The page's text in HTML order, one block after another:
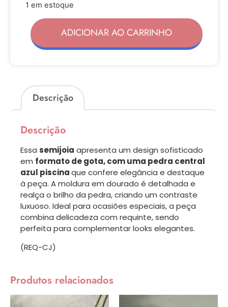
1 em estoque
ADICIONAR AO CARRINHO
Descrição
Descrição
Essa semijoia apresenta um design sofisticado
em formato de gota, com uma pedra central
azul piscinaque confere elegância e destaque
à peça. A moldura em dourado é detalhada e
realça o brilho da pedra, criando um contraste
luxuoso. Ideal para ocasiões especiais, a peça
combina delicadeza com requinte, sendo
perfeita para complementar looks elegantes.
(REQ-CJ)
Produtos relacionados